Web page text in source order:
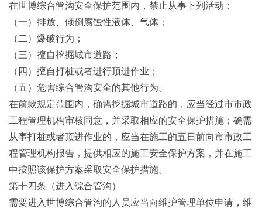
在世博综合管沟安全保护范围内，禁止从事下列活动：
（一）排放、倾倒腐蚀性液体、气体；
（二）爆破行为；
（三）擅自挖掘城市道路；
（四）擅自打桩或者进行顶进作业；
（五）危害综合管沟安全的其他行为。
在前款规定范围内，确需挖掘城市道路的，应当经过市市政
工程管理机构审核同意，并采取相应的安全保护措施；确需
从事打桩或者顶进作业的，应当在施工的五日前向市市政工
程管理机构报告，提供相应的施工安全保护方案，并在施工
中按照该保护方案采取安全保护措施。
第十四条（进入综合管沟）
需要进入世博综合管沟的人员应当向维护管理单位申请，维